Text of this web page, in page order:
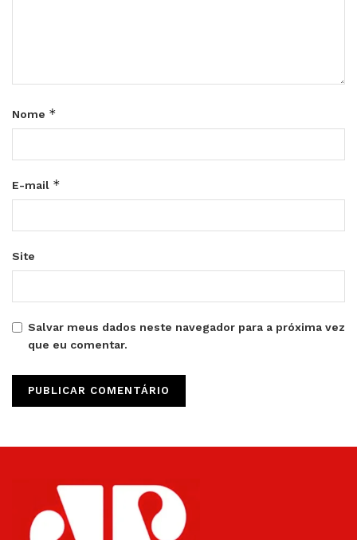
Nome *
E-mail *
Site
Salvar meus dados neste navegador para a próxima vez
que eu comentar.